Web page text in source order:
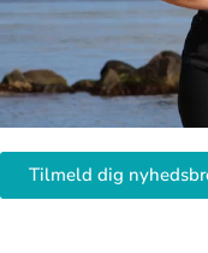
Tilmeld dig